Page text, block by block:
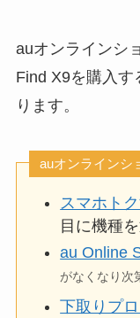
auオンラインシ
Find X9を購入す
ります。
auオンラインシ
スマホト
目に機種
au Online
がなくなり次
下取りプ